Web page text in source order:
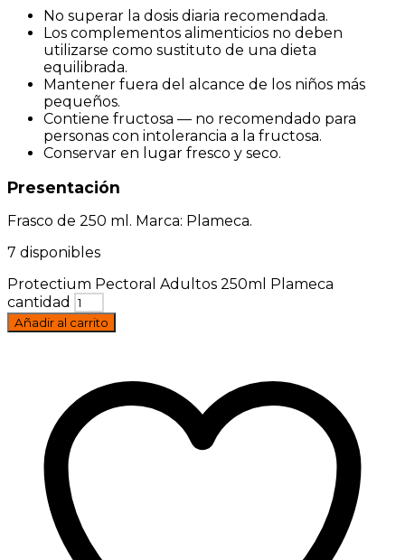
No superar la dosis diaria recomendada.
Los complementos alimenticios no deben
utilizarse como sustituto de una dieta
equilibrada.
Mantener fuera del alcance de los niños más
pequeños.
Contiene fructosa — no recomendado para
personas con intolerancia a la fructosa.
Conservar en lugar fresco y seco.
Presentación
Frasco de 250 ml. Marca: Plameca.
7 disponibles
Protectium Pectoral Adultos 250ml Plameca
cantidad
Añadir al carrito